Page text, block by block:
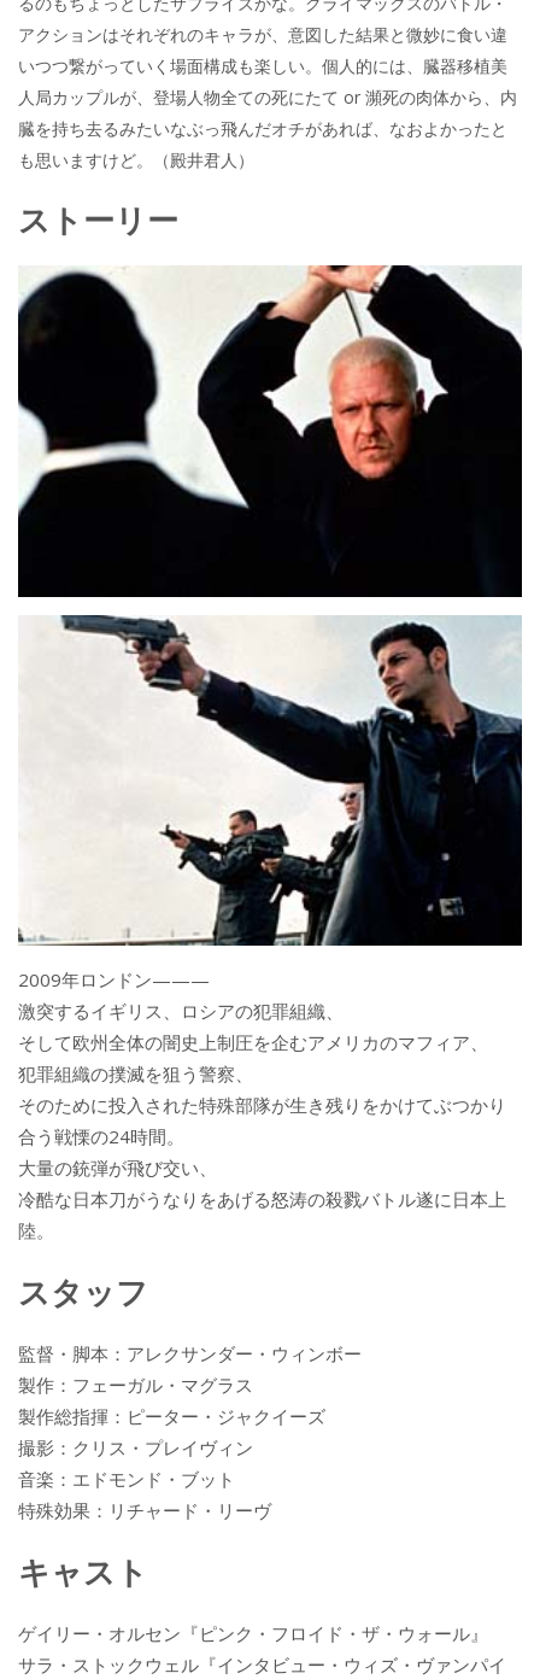
アクションはそれぞれのキャラが、意図した結果と微妙に食い違
いつつ繋がっていく場面構成も楽しい。個人的には、臓器移植美
人局カップルが、登場人物全ての死にたて or 瀕死の肉体から、内
臓を持ち去るみたいなぶっ飛んだオチがあれば、なおよかったと
も思いますけど。（殿井君人）
ストーリー
2009年ロンドン———
激突するイギリス、ロシアの犯罪組織、
そして欧州全体の闇史上制圧を企むアメリカのマフィア、
犯罪組織の撲滅を狙う警察、
そのために投入された特殊部隊が生き残りをかけてぶつかり
合う戦慄の24時間。
大量の銃弾が飛び交い、
冷酷な日本刀がうなりをあげる怒涛の殺戮バトル遂に日本上
陸。
スタッフ
監督・脚本：アレクサンダー・ウィンボー
製作：フェーガル・マグラス
製作総指揮：ピーター・ジャクイーズ
撮影：クリス・プレイヴィン
音楽：エドモンド・ブット
特殊効果：リチャード・リーヴ
キャスト
ゲイリー・オルセン『ピンク・フロイド・ザ・ウォール』
サラ・ストックウェル『インタビュー・ウィズ・ヴァンパイ